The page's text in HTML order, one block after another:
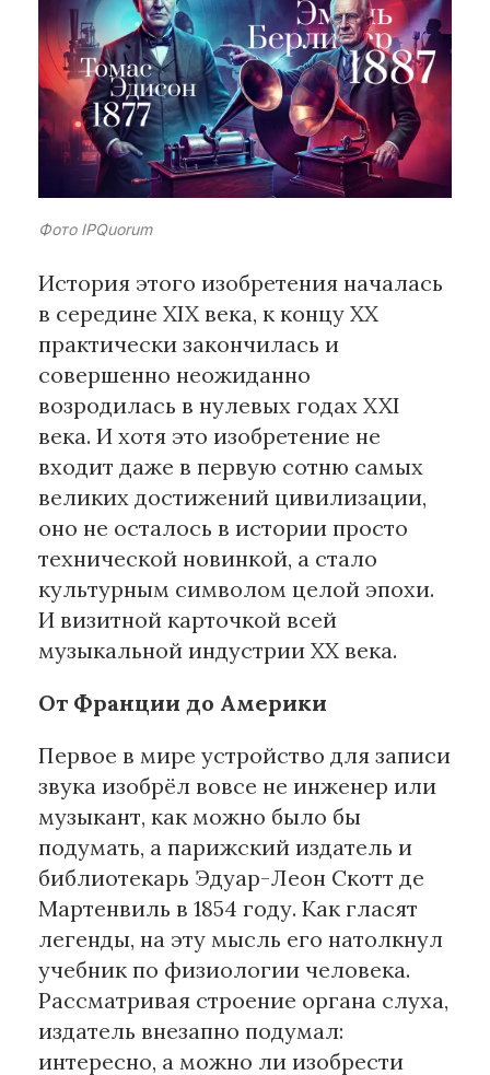
Рубрики
Интеллектуальная собственность
и креативные индустрии
Кино и театр
Искусство
Дизайн и мода
Архитектура и урбанистика
Наука и технологии
Медиа
Образование
Издательское дело
Музыка
Музеи
Материалы партнеров
АКИ
Artists / Художники.РФ
n'RIS
Цифровой Сарафан
Смотрите нас в соцсетях и мессенджерах
Фото IPQuorum
История этого изобретения началась
в середине XIX века, к концу ХХ
практически закончилась и
совершенно неожиданно
возродилась в нулевых годах XXI
века. И хотя это изобретение не
входит даже в первую сотню самых
великих достижений цивилизации,
оно не осталось в истории просто
технической новинкой, а стало
культурным символом целой эпохи.
И визитной карточкой всей
музыкальной индустрии ХХ века.
От Франции до Америки
Первое в мире устройство для записи
звука изобрёл вовсе не инженер или
музыкант, как можно было бы
подумать, а парижский издатель и
библиотекарь Эдуар-Леон Скотт де
Мартенвиль в 1854 году. Как гласят
легенды, на эту мысль его натолкнул
учебник по физиологии человека.
Рассматривая строение органа слуха,
издатель внезапно подумал:
интересно, а можно ли изобрести